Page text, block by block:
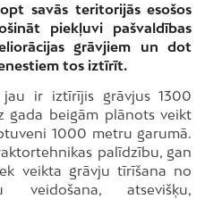
savās teritorijās esošos
piekļuvi pašvaldības
grāvjiem un dot
tos iztīrīt.
jau ir iztīrījis grāvjus 1300
gada beigām plānots veikt
1000 metru garumā.
palīdzību, gan
veikta grāvju tīrīšana no
veidošana, atsevišķu,